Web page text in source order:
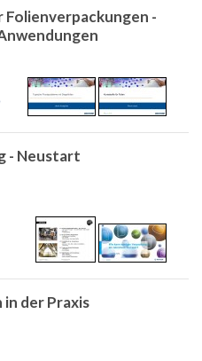
Folienverpackungen -
- Neustart
der Praxis